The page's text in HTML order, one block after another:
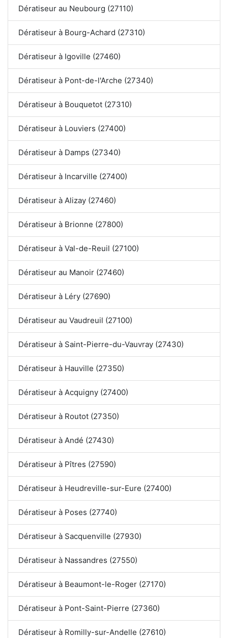
Dératiseur au Neubourg (27110)
Dératiseur à Bourg-Achard (27310)
Dératiseur à Igoville (27460)
Dératiseur à Pont-de-l'Arche (27340)
Dératiseur à Bouquetot (27310)
Dératiseur à Louviers (27400)
Dératiseur à Damps (27340)
Dératiseur à Incarville (27400)
Dératiseur à Alizay (27460)
Dératiseur à Brionne (27800)
Dératiseur à Val-de-Reuil (27100)
Dératiseur au Manoir (27460)
Dératiseur à Léry (27690)
Dératiseur au Vaudreuil (27100)
Dératiseur à Saint-Pierre-du-Vauvray (27430)
Dératiseur à Hauville (27350)
Dératiseur à Acquigny (27400)
Dératiseur à Routot (27350)
Dératiseur à Andé (27430)
Dératiseur à Pîtres (27590)
Dératiseur à Heudreville-sur-Eure (27400)
Dératiseur à Poses (27740)
Dératiseur à Sacquenville (27930)
Dératiseur à Nassandres (27550)
Dératiseur à Beaumont-le-Roger (27170)
Dératiseur à Pont-Saint-Pierre (27360)
Dératiseur à Romilly-sur-Andelle (27610)